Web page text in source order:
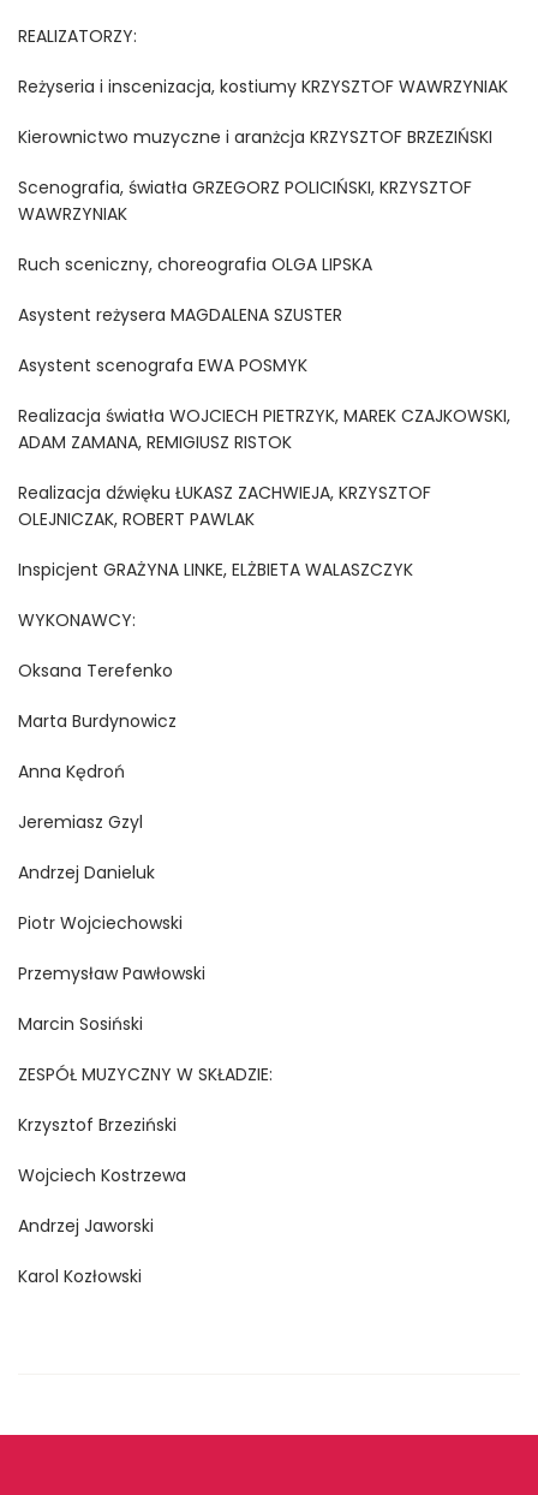
REALIZATORZY:
Reżyseria i inscenizacja, kostiumy KRZYSZTOF WAWRZYNIAK
Kierownictwo muzyczne i aranżcja KRZYSZTOF BRZEZIŃSKI
Scenografia, światła GRZEGORZ POLICIŃSKI, KRZYSZTOF
WAWRZYNIAK
Ruch sceniczny, choreografia OLGA LIPSKA
Asystent reżysera MAGDALENA SZUSTER
Asystent scenografa EWA POSMYK
Realizacja światła WOJCIECH PIETRZYK, MAREK CZAJKOWSKI,
ADAM ZAMANA, REMIGIUSZ RISTOK
Realizacja dźwięku ŁUKASZ ZACHWIEJA, KRZYSZTOF
OLEJNICZAK, ROBERT PAWLAK
Inspicjent GRAŻYNA LINKE, ELŻBIETA WALASZCZYK
WYKONAWCY:
Oksana Terefenko
Marta Burdynowicz
Anna Kędroń
Jeremiasz Gzyl
Andrzej Danieluk
Piotr Wojciechowski
Przemysław Pawłowski
Marcin Sosiński
ZESPÓŁ MUZYCZNY W SKŁADZIE:
Krzysztof Brzeziński
Wojciech Kostrzewa
Andrzej Jaworski
Karol Kozłowski